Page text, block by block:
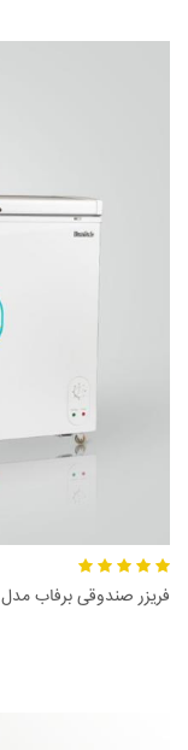
فریزر صندوقی برفاب مدل CF-310L